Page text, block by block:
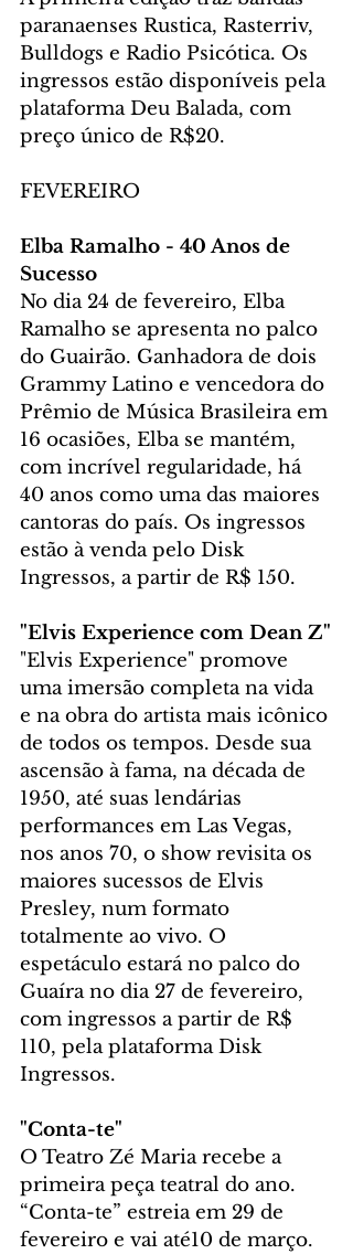
paranaenses Rustica, Rasterriv,
Bulldogs e Radio Psicótica. Os
ingressos estão disponíveis pela
plataforma Deu Balada, com
preço único de R$20.
FEVEREIRO
Elba Ramalho - 40 Anos de
Sucesso
No dia 24 de fevereiro, Elba
Ramalho se apresenta no palco
do Guairão. Ganhadora de dois
Grammy Latino e vencedora do
Prêmio de Música Brasileira em
16 ocasiões, Elba se mantém,
com incrível regularidade, há
40 anos como uma das maiores
cantoras do país. Os ingressos
estão à venda pelo Disk
Ingressos, a partir de R$ 150.
"Elvis Experience com Dean Z"
"Elvis Experience" promove
uma imersão completa na vida
e na obra do artista mais icônico
de todos os tempos. Desde sua
ascensão à fama, na década de
1950, até suas lendárias
performances em Las Vegas,
nos anos 70, o show revisita os
maiores sucessos de Elvis
Presley, num formato
totalmente ao vivo. O
espetáculo estará no palco do
Guaíra no dia 27 de fevereiro,
com ingressos a partir de R$
110, pela plataforma Disk
Ingressos.
"Conta-te"
O Teatro Zé Maria recebe a
primeira peça teatral do ano.
“Conta-te” estreia em 29 de
fevereiro e vai até10 de março.